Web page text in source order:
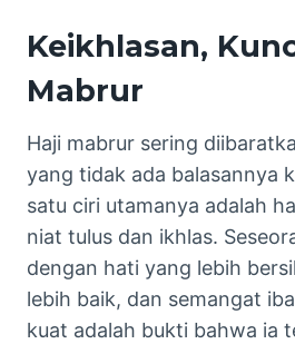
Keikhlasan,
Mabrur
Haji mabrur sering
yang tidak ada balasannya
satu ciri utamanya adalah
niat tulus dan ikhlas.
dengan hati yang lebih
lebih baik, dan semangat
kuat adalah bukti bahwa ia